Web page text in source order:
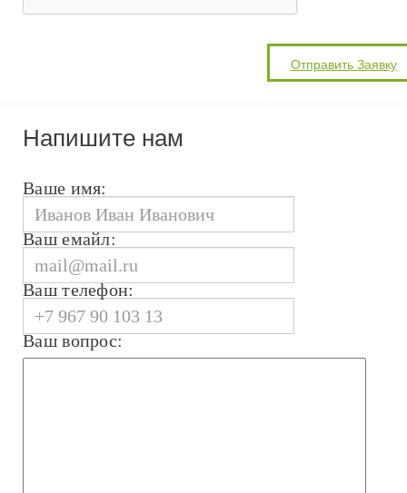
Напишите нам
Ваше имя:
Ваш емайл:
Ваш телефон:
Ваш вопрос: